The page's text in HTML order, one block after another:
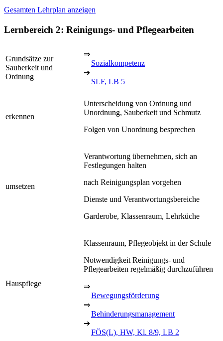
Gesamten Lehrplan anzeigen
Lernbereich 2: Reinigungs- und Pflegearbeiten
Grundsätze zur
Sauberkeit und
Ordnung
⇒
Sozialkompetenz
➔
SLF, LB 5
erkennen
Unterscheidung von Ordnung und
Unordnung, Sauberkeit und Schmutz
Folgen von Unordnung besprechen
umsetzen
Verantwortung übernehmen, sich an
Festlegungen halten
nach Reinigungsplan vorgehen
Dienste und Verantwortungsbereiche
Garderobe, Klassenraum, Lehrküche
Hauspflege
Klassenraum, Pflegeobjekt in der Schule
Notwendigkeit Reinigungs- und
Pflegearbeiten regelmäßig durchzuführen
⇒
Bewegungsförderung
⇒
Behinderungsmanagement
➔
FÖS(L), HW, Kl. 8/9, LB 2